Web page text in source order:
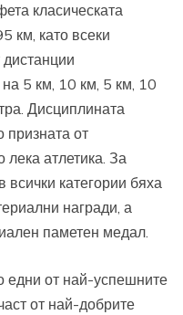
класическата
км, като всеки
5 км, 10 км, 5 км, 10
Дисциплината
от
атлетика. За
всички категории бяха
награди, а
паметен медал.
едни от най-успешните
от най-добрите